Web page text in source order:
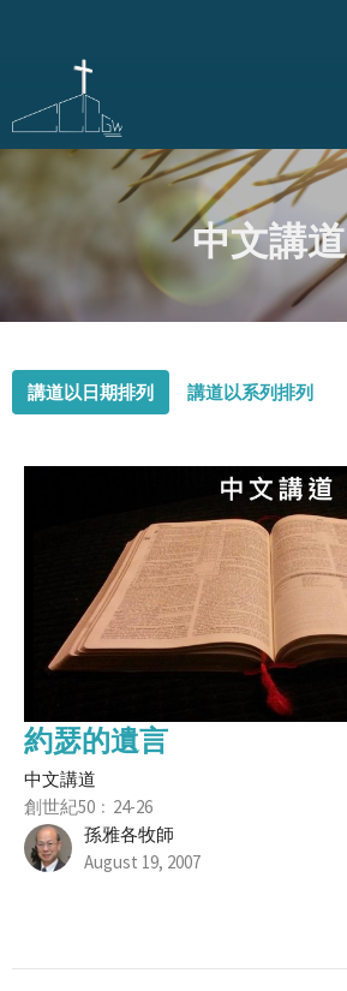
中文講道
講道以日期排列 講道以系列排列
約瑟的遺言
中文講道
創世紀50﹕24-26
孫雅各牧師
August 19, 2007